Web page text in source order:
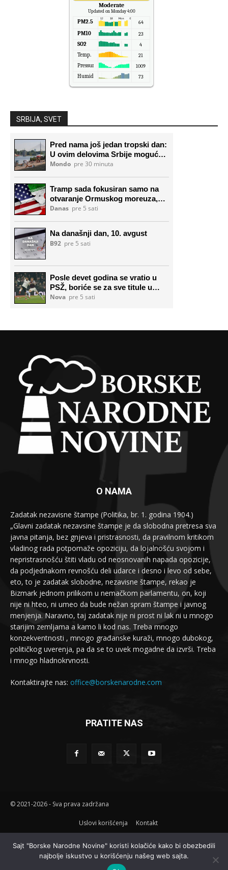
Moderate
Updated on Monday 4:00
PM2.5 64
PM10 23
SO2 4
Temp. 21
Pressure 1009
Humidity 73
SRBIJA, SVET
O NAMA
Zadatak nezavisne štampe (Politika, br. 1. godina 1904.)
„Glavni zadatak nezavsine štampe je da slobodna pretresa sva
javna pitanja, bez gnjeva i pristrasnosti, da pravilnom kritikom
vladinog rada potpomaže opoziciju, da lojalnošću svojom i
nepristrasnošću štiti vladu od neosnovanih napada opozicije,
da podjednakom revnošću deli udarce i desno i levo od sebe,
eto, to je zadatak slobodne, nezavisne štampe, rekao je
Bizmark jednom prilikom u nemačkom parlamentu, on, koji
nije ni hteo, ni umeo da bude nežan spram štampe i javnog
menjenja. Naravno, taj zadatak nije ni prost ni lak ni u mnogo
starijim zemljama a kamo li kod nas. Treba mnogo
konzekventnosti , mnogo građanske kuraži, mnogo dubokog,
političkog uverenja, pa da se to uvek mogadne da izvrši. Treba
i mnogo hladnokrvnosti.
Kontaktirajte nas: office@borskenarodne.com
PRATITE NAS
© 2021-2026 - Sva prava zadržana
Uslovi korišćenja Kontakt
Sajt "Borske Narodne Novine" koristi kolačiće kako bi obezbedili
najbolje iskustvo u korišćenju našeg web sajta.